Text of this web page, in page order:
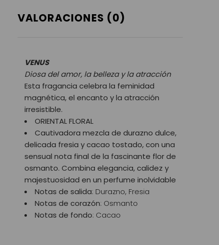
VALORACIONES (0)
VENUS
Diosa del amor, la belleza y la atracción
Esta fragancia celebra la feminidad
magnética, el encanto y la atracción
irresistible.
ORIENTAL FLORAL
Cautivadora mezcla de durazno dulce,
delicada fresia y cacao tostado, con una
sensual nota final de la fascinante flor de
osmanto. Combina elegancia, calidez y
majestuosidad en un perfume inolvidable
Notas de salida: Durazno, Fresia
Notas de corazón: Osmanto
Notas de fondo: Cacao